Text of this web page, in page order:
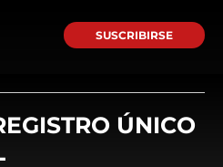
SUSCRIBIRSE
ÚNICO